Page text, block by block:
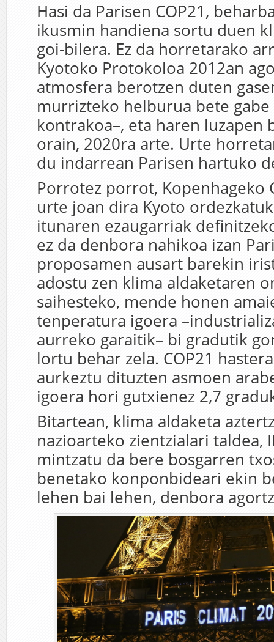
Hasi da Parisen COP21,
ikusmin handiena sortu duen
goi-bilera. Ez da horretarako
Kyotoko Protokoloa 2012an
atmosfera berotzen duten
murrizteko helburua bete gabe
kontrakoa–, eta haren luzapen
orain, 2020ra arte. Urte
du indarrean Parisen hartuko
Porrotez porrot, Kopenhageko
urte joan dira Kyoto
itunaren ezaugarriak
ez da denbora nahikoa izan
proposamen ausart barekin
adostu zen klima aldaketaren
saihesteko, mende honen
tenperatura igoera
aurreko garaitik– bi gradutik
lortu behar zela. COP21
aurkeztu dituzten asmoen
igoera hori gutxienez 2,7
Bitartean, klima aldaketa
nazioarteko zientzialari taldea,
mintzatu da bere bosgarren
benetako konponbideari ekin
lehen bai lehen, denbora